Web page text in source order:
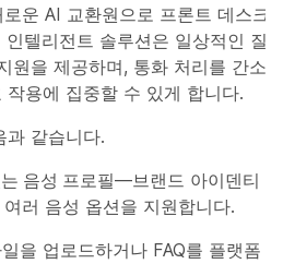
운 AI 교환원으로 프론트 데스크
텔리전트 솔루션은 일상적인 질
원을 제공하며, 통화 처리를 간소
용에 집중할 수 있게 합니다.
과 같습니다.
음성 프로필—브랜드 아이덴티
러 음성 옵션을 지원합니다.
을 업로드하거나 FAQ를 플랫폼